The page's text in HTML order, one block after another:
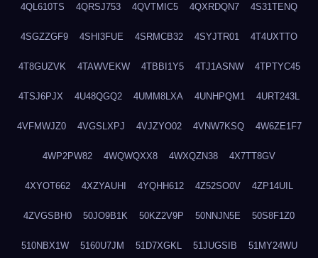
4QL610TS 4QRSJ753 4QVTMIC5 4QXRDQN7 4S31TENQ
4SGZZGF9 4SHI3FUE 4SRMCB32 4SYJTR01 4T4UXTTO
4T8GUZVK 4TAWVEKW 4TBBI1Y5 4TJ1ASNW 4TPTYC45
4TSJ6PJX 4U48QGQ2 4UMM8LXA 4UNHPQM1 4URT243L
4VFMWJZ0 4VGSLXPJ 4VJZYO02 4VNW7KSQ 4W6ZE1F7
4WP2PW82 4WQWQXX8 4WXQZN38 4X7TT8GV
4XYOT662 4XZYAUHI 4YQHH612 4Z52SO0V 4ZP14UIL
4ZVGSBH0 50JO9B1K 50KZ2V9P 50NNJN5E 50S8F1Z0
510NBX1W 5160U7JM 51D7XGKL 51JUGSIB 51MY24WU